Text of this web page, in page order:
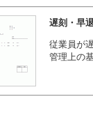
遅刻・早
従業員が
管理上の